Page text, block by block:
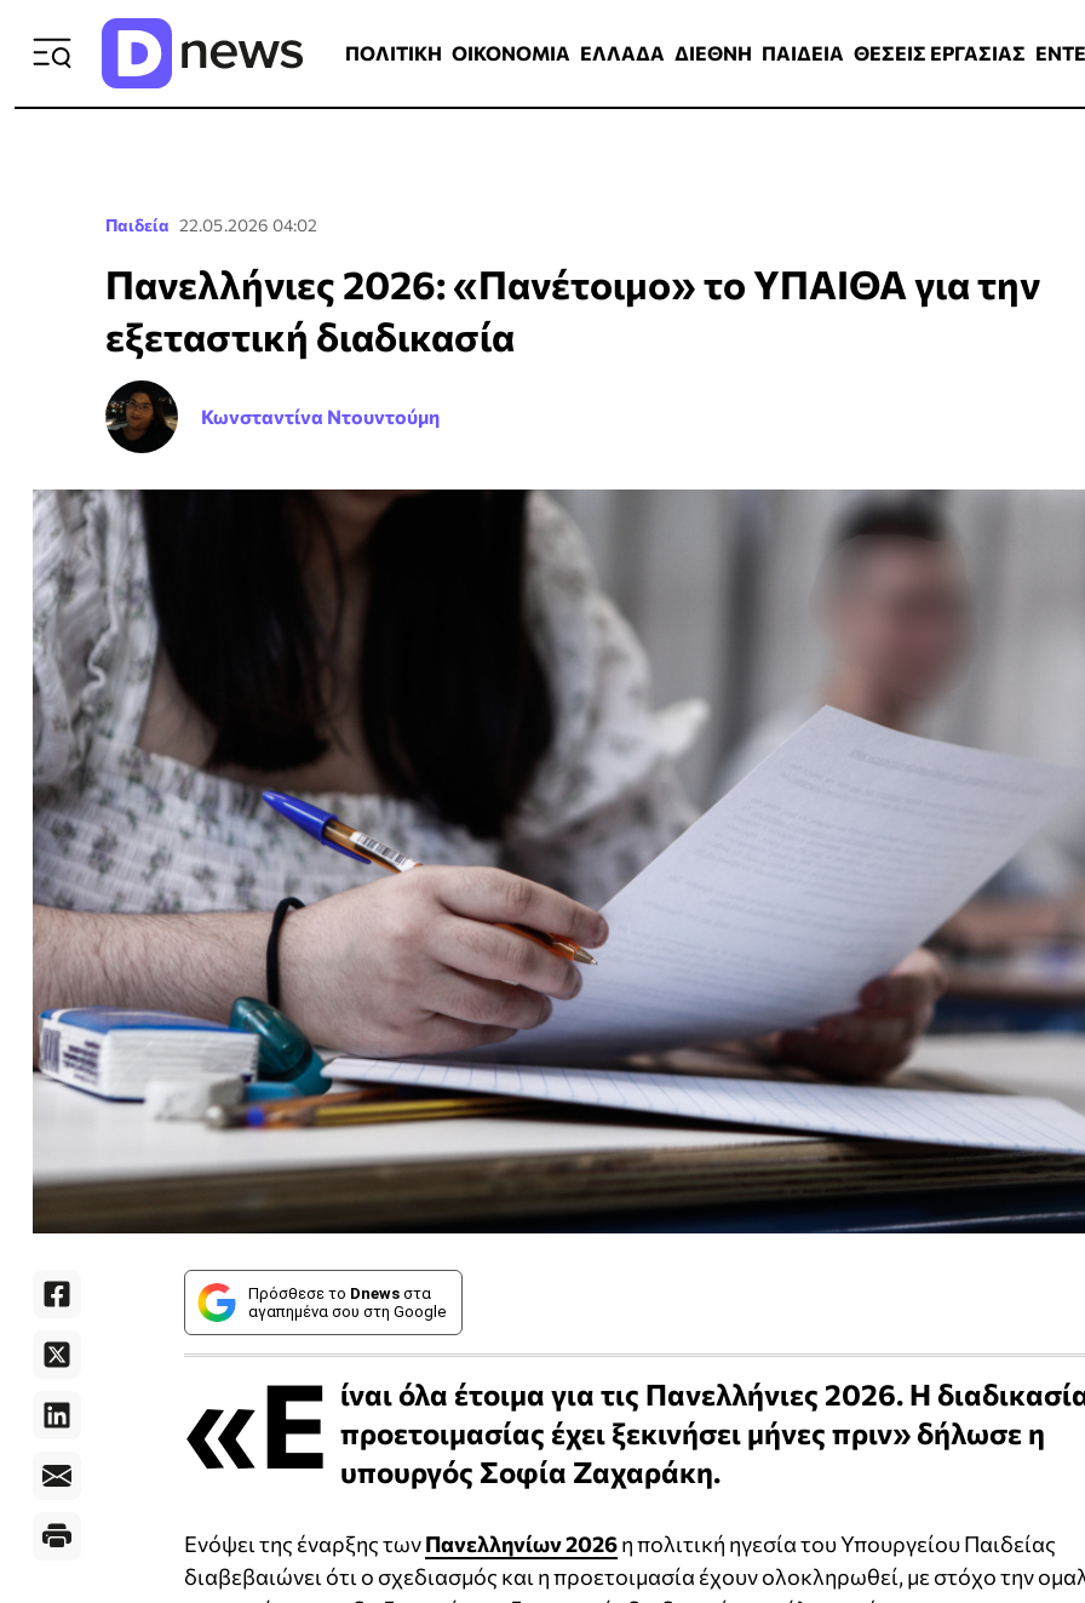
ΠΟΛΙΤΙΚΗ ΟΙΚΟΝΟΜΙΑ ΕΛΛΑΔΑ ΔΙΕΘΝΗ ΠΑΙΔΕΙΑ ΘΕΣΕΙΣ ΕΡΓΑΣΙΑΣ
Παιδεία 22.05.2026 04:02
Πανελλήνιες 2026: «Πανέτοιμο» το ΥΠΑΙΘΑ για την
εξεταστική διαδικασία
Κωνσταντίνα Ντουντούμη
Πρόσθεσε το Dnews στα
αγαπημένα σου στη Google
«Ε ίναι όλα έτοιμα για τις Πανελλήνιες 2026. Η
προετοιμασίας έχει ξεκινήσει μήνες πριν» δήλωσε η
υπουργός Σοφία Ζαχαράκη.
Ενόψει της έναρξης τωνΠανελληνίων 2026η πολιτική ηγεσία του Υπουργείου Παιδείας
διαβεβαιώνει ότι ο σχεδιασμός και η προετοιμασία έχουν ολοκληρωθεί, με στόχο την